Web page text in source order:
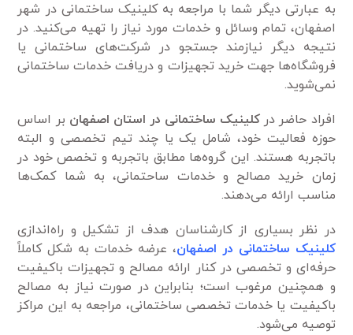
به عبارتی دیگر شما با مراجعه به کلینیک ساختمانی در شهر
اصفهان، تمام وسائل و خدمات مورد نیاز را تهیه می‌کنید. در
نتیجه دیگر نیاز‌مند جستجو در شرکت‌های ساختمانی یا
فروشگاه‌ها جهت خرید تجهیزات و دریافت خدمات ساختمانی
نمی‌شوید.
افراد حاضر در کلینیک ساختمانی در استان اصفهان بر اساس
حوزه فعالیت خود، شامل یک یا چند تیم تخصصی و البته
باتجربه هستند. این گروه‌ها مطابق باتجربه و تخصص خود در
زمان خرید مصالح و خدمات ساحتمانی، به شما کمک‌ها
مناسب ارائه می‌دهند.
در نظر بسیاری از کارشناسان هدف از تشکیل و راه‌اندازی
کلینیک ساختمانی در اصفهان، عرضه خدمات به شکل کاملاً
حرفه‌ای و تخصصی در کنار ارائه مصالح و تجهیزات باکیفیت
و همچنین مرغوب است؛ بنابراین در صورت نیاز به مصالح
باکیفیت یا خدمات تخصصی ساختمانی، مراجعه به این مراکز
توصیه می‌شود.